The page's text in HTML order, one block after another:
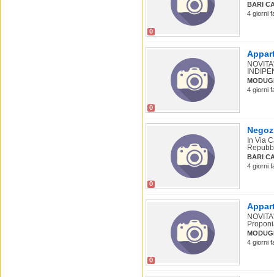
0
BARI
4 giorni
0
4 giorni
0
In Via
BARI
4 giorni
0
4 giorni